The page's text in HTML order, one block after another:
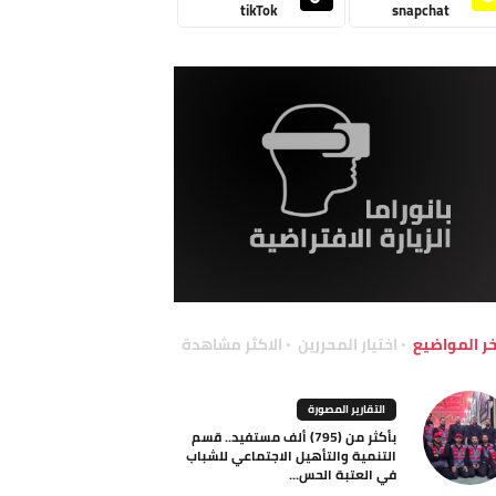
snapchat
tikTok
المواضيع اختيار المحررين الاكثر مشاهدة
التقارير المصورة
بأكثر من (795) ألف مستفيد.. قسم
التنمية والتأهيل الاجتماعي للشباب
في العتبة الحس...